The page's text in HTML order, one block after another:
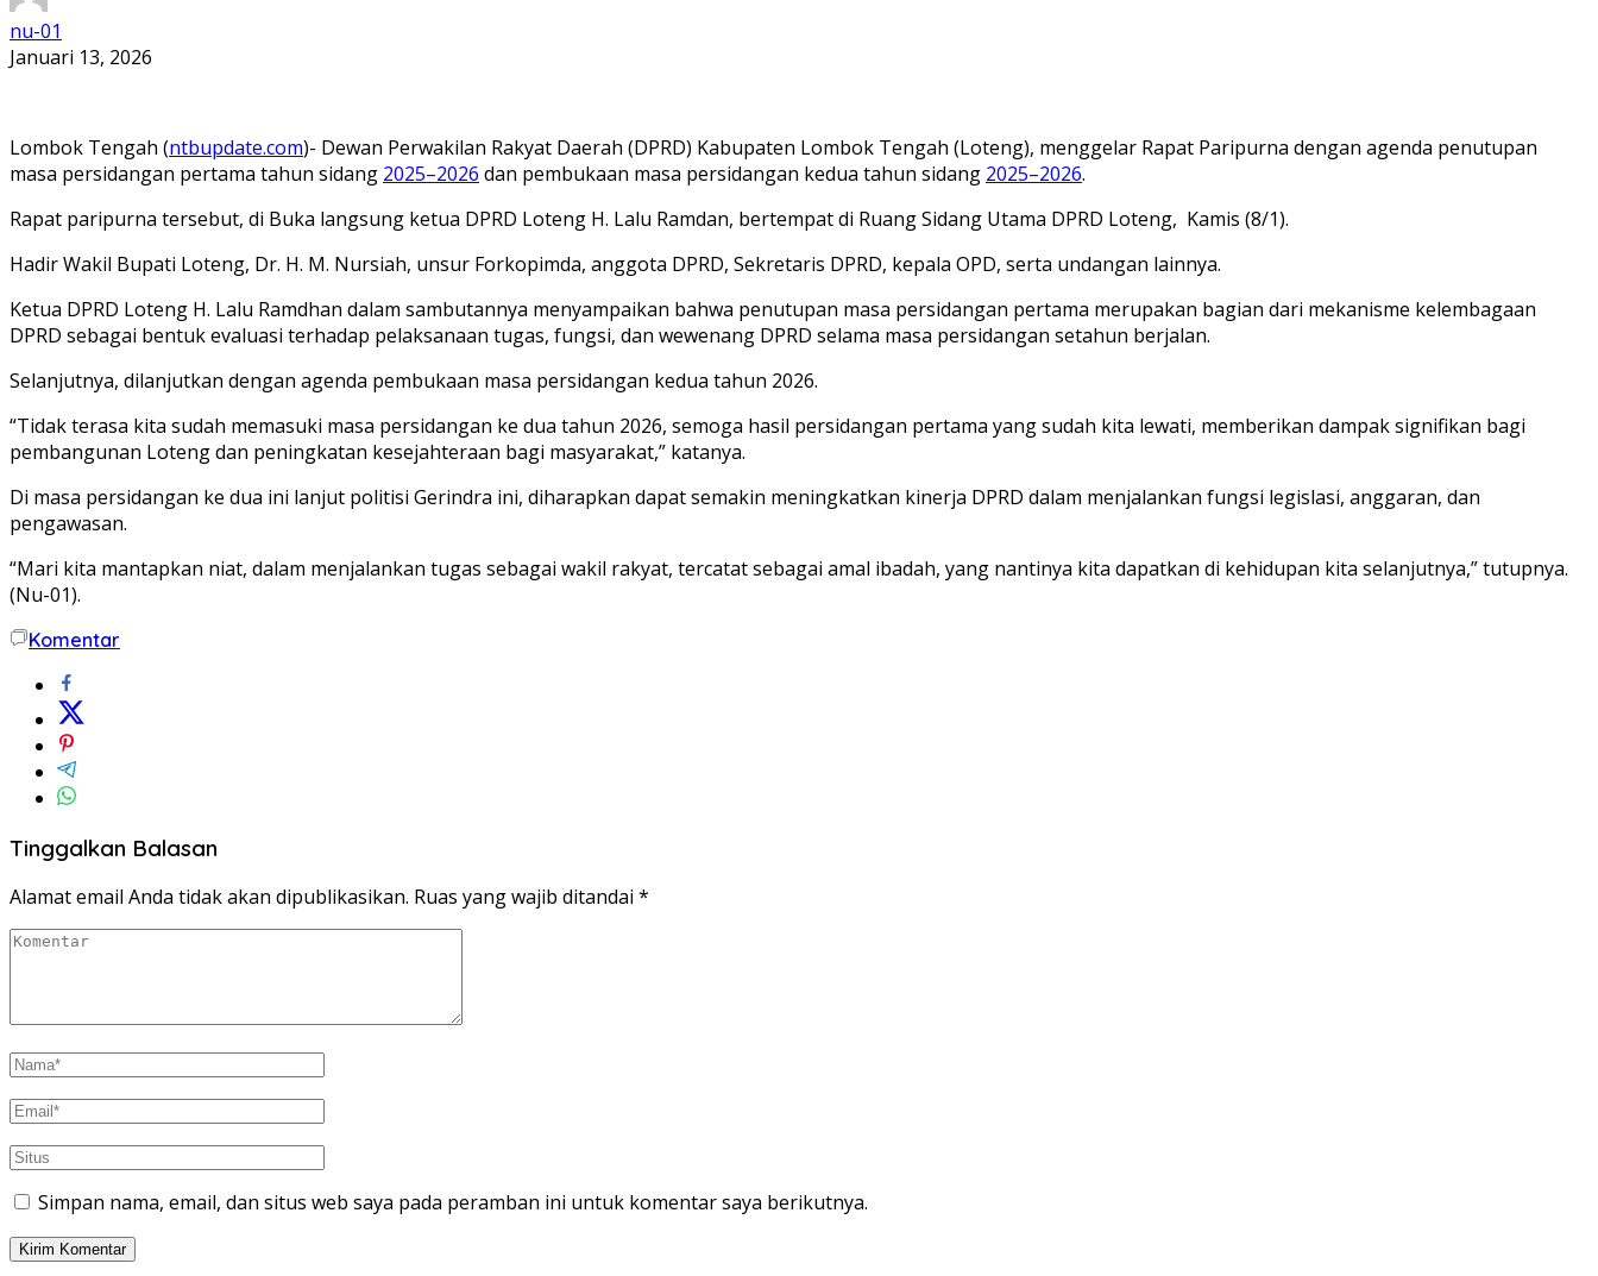
nu-01
Januari 13, 2026
Lombok Tengah (ntbupdate.com)- Dewan Perwakilan Rakyat Daerah (DPRD) Kabupaten Lombok Tengah (Loteng), menggelar Rapat Paripurna dengan agenda penutupan
masa persidangan pertama tahun sidang 2025–2026 dan pembukaan masa persidangan kedua tahun sidang 2025–2026.
Rapat paripurna tersebut, di Buka langsung ketua DPRD Loteng H. Lalu Ramdan, bertempat di Ruang Sidang Utama DPRD Loteng, Kamis (8/1).
Hadir Wakil Bupati Loteng, Dr. H. M. Nursiah, unsur Forkopimda, anggota DPRD, Sekretaris DPRD, kepala OPD, serta undangan lainnya.
Ketua DPRD Loteng H. Lalu Ramdhan dalam sambutannya menyampaikan bahwa penutupan masa persidangan pertama merupakan bagian dari mekanisme kelembagaan
DPRD sebagai bentuk evaluasi terhadap pelaksanaan tugas, fungsi, dan wewenang DPRD selama masa persidangan setahun berjalan.
Selanjutnya, dilanjutkan dengan agenda pembukaan masa persidangan kedua tahun 2026.
“Tidak terasa kita sudah memasuki masa persidangan ke dua tahun 2026, semoga hasil persidangan pertama yang sudah kita lewati, memberikan dampak signifikan bagi
pembangunan Loteng dan peningkatan kesejahteraan bagi masyarakat,” katanya.
Di masa persidangan ke dua ini lanjut politisi Gerindra ini, diharapkan dapat semakin meningkatkan kinerja DPRD dalam menjalankan fungsi legislasi, anggaran, dan
pengawasan.
“Mari kita mantapkan niat, dalam menjalankan tugas sebagai wakil rakyat, tercatat sebagai amal ibadah, yang nantinya kita dapatkan di kehidupan kita selanjutnya,” tutupnya.
(Nu-01).
Komentar
Tinggalkan Balasan
Alamat email Anda tidak akan dipublikasikan. Ruas yang wajib ditandai *
Simpan nama, email, dan situs web saya pada peramban ini untuk komentar saya berikutnya.